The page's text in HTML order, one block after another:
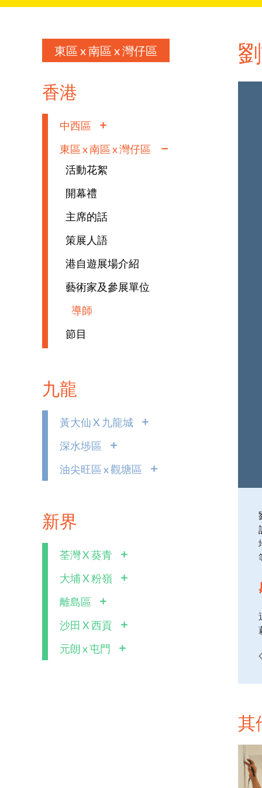
東區 x 南區 x 灣仔區
香港
中西區
東區 x 南區 x 灣仔區
活動花絮
開幕禮
主席的話
策展人語
港自遊展場介紹
藝術家及參展單位
導師
節目
九龍
黃大仙 X 九龍城
深水埗區
油尖旺區 x 觀塘區
新界
荃灣 X 葵青
大埔 X 粉嶺
離島區
沙田 X 西貢
元朗 x 屯門
其